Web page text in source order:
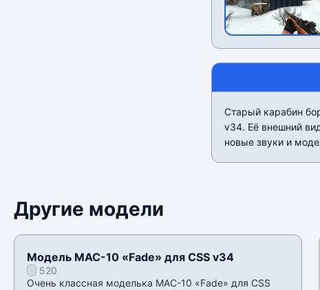
Старый карабин
v34. Её внешний
новые звуки и
Другие модели
Модель MAC-10 «Fade» для CSS v34
520
Очень классная моделька MAC-10 «Fade» для CSS